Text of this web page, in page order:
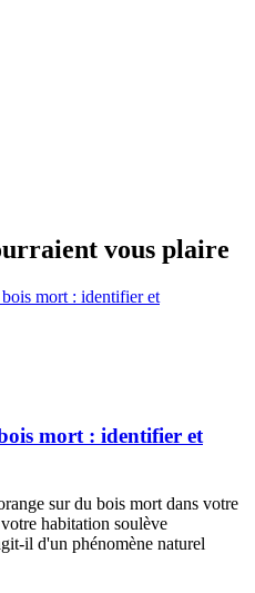
vous plaire
mort : identifier et
sur du bois mort dans votre
habitation soulève
il d'un phénomène naturel